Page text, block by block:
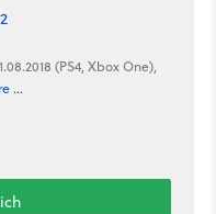
(PS4, Xbox One),
...